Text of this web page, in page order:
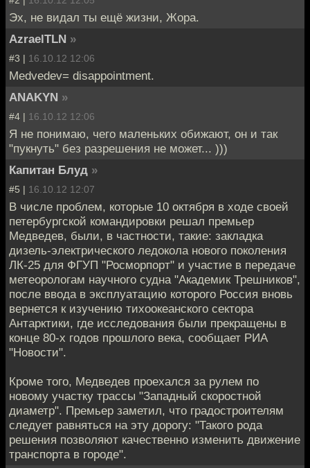
Эх, не видал ты ещё жизни, Жора.
AzraelTLN »
#3 | 16.10.12 12:06
Medvedev= disappointment.
ANAKYN »
#4 | 16.10.12 12:06
Я не понимаю, чего маленьких обижают, он и так
"пукнуть" без разрешения не может... )))
Капитан Блуд »
#5 | 16.10.12 12:07
В числе проблем, которые 10 октября в ходе своей
петербургской командировки решал премьер
Медведев, были, в частности, такие: закладка
дизель-электрического ледокола нового поколения
ЛК-25 для ФГУП "Росморпорт" и участие в передаче
метеорологам научного судна "Академик Трешников",
после ввода в эксплуатацию которого Россия вновь
вернется к изучению тихоокеанского сектора
Антарктики, где исследования были прекращены в
конце 80-х годов прошлого века, сообщает РИА
"Новости".
Кроме того, Медведев проехался за рулем по
новому участку трассы "Западный скоростной
диаметр". Премьер заметил, что градостроителям
следует равняться на эту дорогу: "Такого рода
решения позволяют качественно изменить движение
транспорта в городе".